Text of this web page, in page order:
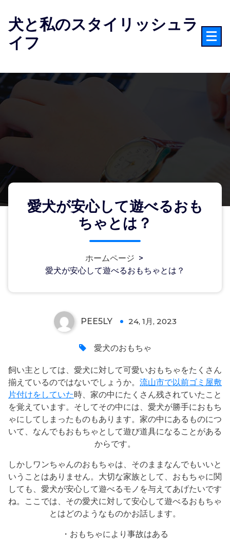
ス
ッ
犬と私のスタイリッシュラ
イフ
愛犬が安心して遊べるおも
ちゃとは？
ホームページ >
愛犬が安心して遊べるおもちゃとは？
愛犬が安心して遊べるおもちゃと
は？
PEE5LY 24, 1月, 2023
愛犬のおもちゃ
飼い主としては、愛犬に対して可愛いおもちゃをたくさん
揃えているのではないでしょうか。 流山市で以前ゴミ屋敷
片付けをしていた時、家の中にたくさん残されていたこと
を覚えています。そしてその中には、愛犬が勝手におもち
ゃにしてしまったものもあります。家の中にあるものにつ
いて、なんでもおもちゃとして遊び道具になることがある
からです。
しかしワンちゃんのおもちゃは、そのままなんでもいいと
いうことはありません。大切な家族として、おもちゃに関
しても、愛犬が安心して遊べるモノを与えてあげたいです
ね。ここでは、その愛犬に対して安心して遊べるおもちゃ
とはどのようなものかお話します。
・おもちゃにより事故はある